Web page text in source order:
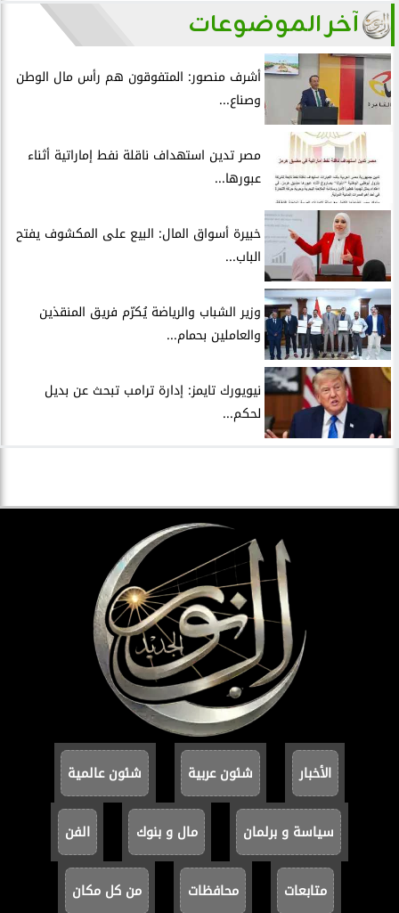
آخر الموضوعات
أشرف منصور: المتفوقون هم رأس مال الوطن
وصناع...
مصر تدين استهداف ناقلة نفط إماراتية أثناء
عبورها...
خبيرة أسواق المال: البيع على المكشوف يفتح
الباب...
وزير الشباب والرياضة يُكرّم فريق المنقذين
والعاملين بحمام...
نيويورك تايمز: إدارة ترامب تبحث عن بديل
لحكم...
الأخبار شئون عربية شئون عالمية
سياسة و برلمان مال و بنوك الفن
متابعات محافظات من كل مكان